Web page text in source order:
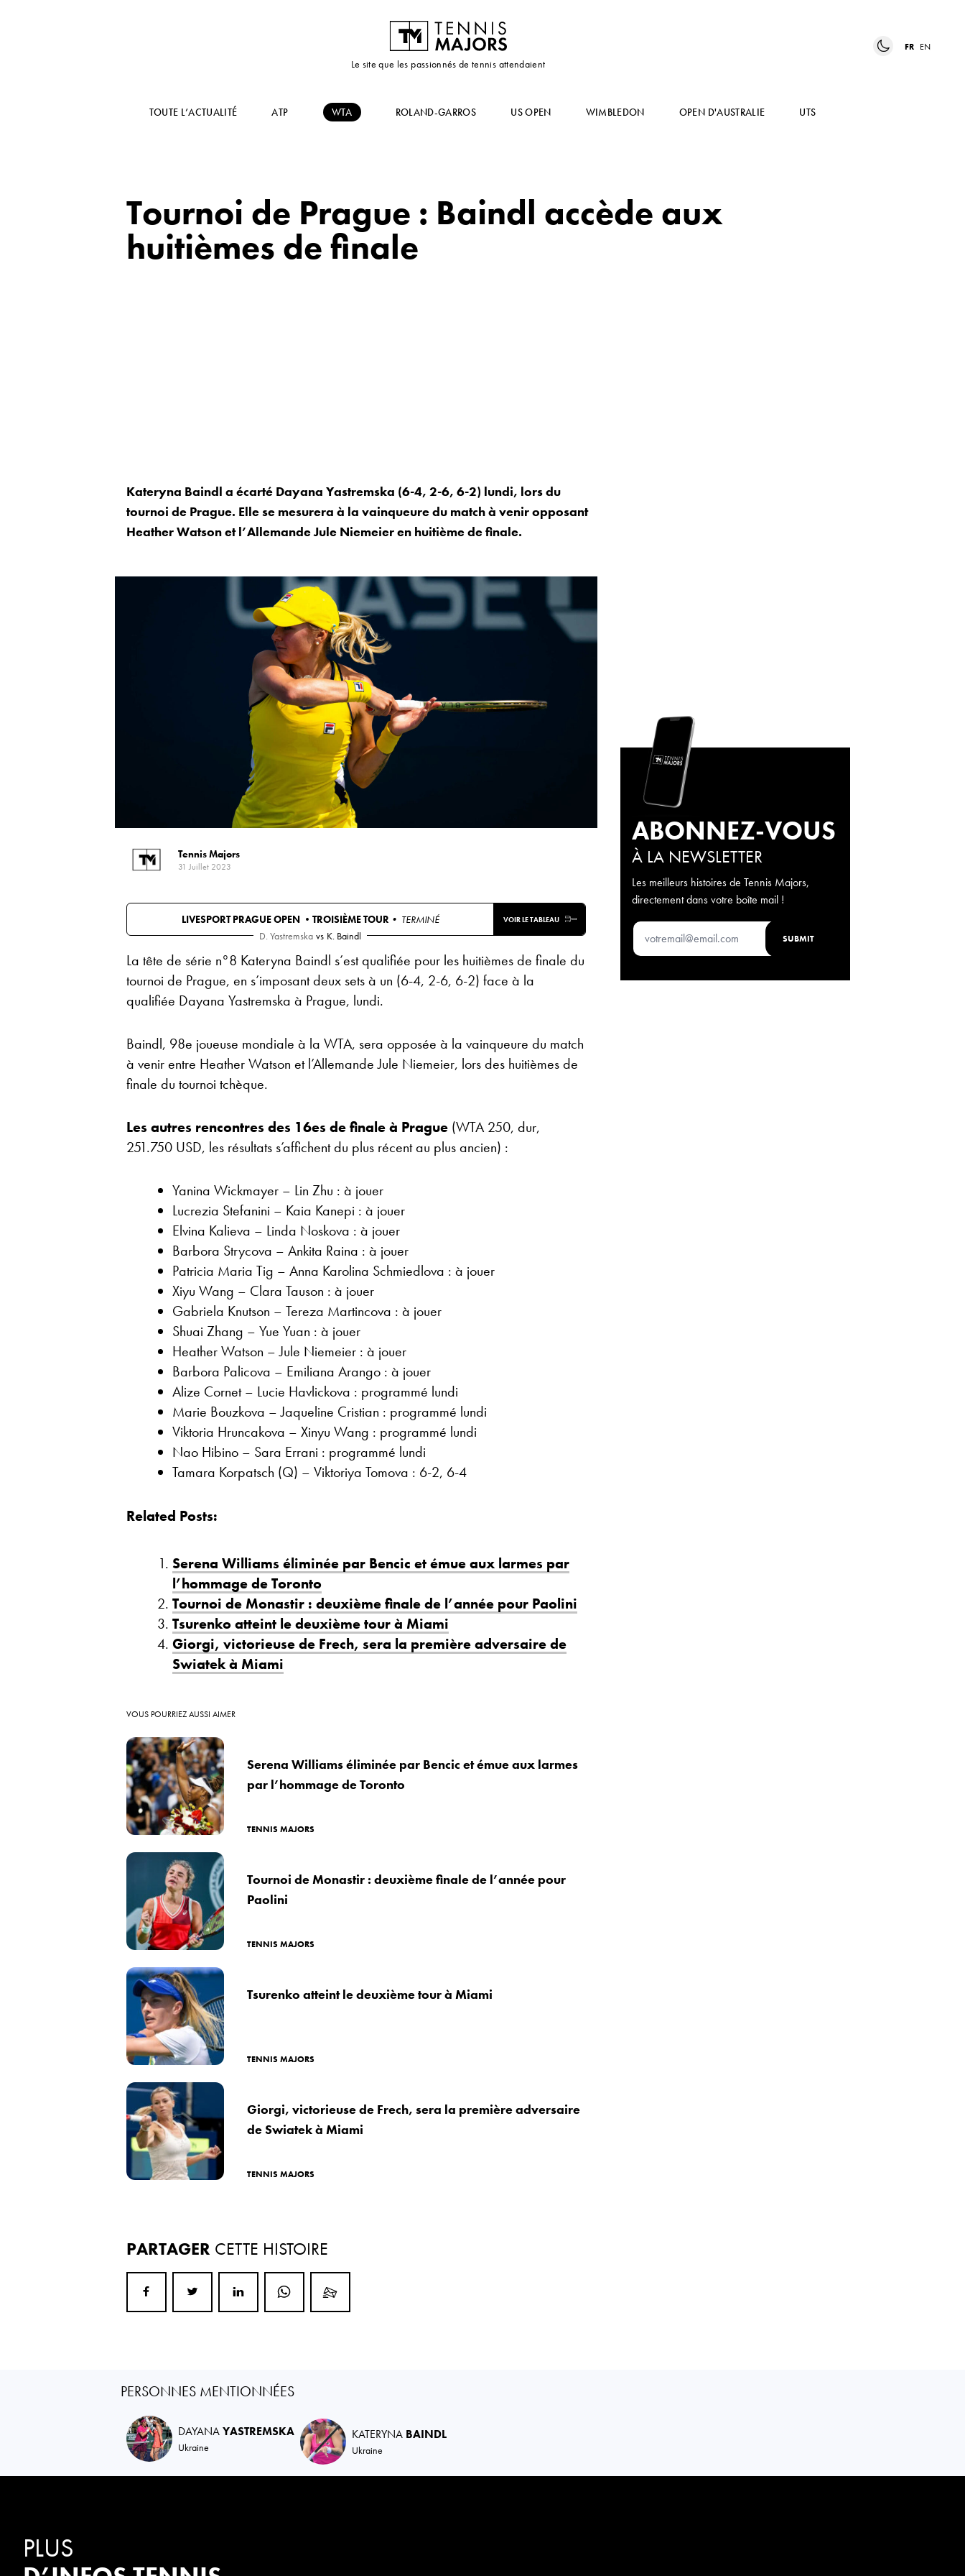
Le site que les passionnés de tennis attendaient
FR EN
TOUTE L’ACTUALITÉ ATP WTA ROLAND-GARROS US OPEN WIMBLEDON OPEN D'AUSTRALIE UTS
Tournoi de Prague : Baindl accède aux
huitièmes de finale
Kateryna Baindl a écarté Dayana Yastremska (6-4, 2-6, 6-2) lundi, lors du
tournoi de Prague. Elle se mesurera à la vainqueure du match à venir opposant
Heather Watson et l’Allemande Jule Niemeier en huitième de finale.
Tennis Majors
31 Juillet 2023
LIVESPORT PRAGUE OPEN • TROISIÈME TOUR • TERMINÉ VOIR LE TABLEAU
D. Yastremska vs K. Baindl
La tête de série n°8 Kateryna Baindl s’est qualifiée pour les huitièmes de finale du
tournoi de Prague, en s’imposant deux sets à un (6-4, 2-6, 6-2) face à la
qualifiée Dayana Yastremska à Prague, lundi.
Baindl, 98e joueuse mondiale à la WTA, sera opposée à la vainqueure du match
à venir entre Heather Watson et l’Allemande Jule Niemeier, lors des huitièmes de
finale du tournoi tchèque.
Les autres rencontres des 16es de finale à Prague (WTA 250, dur,
251.750 USD, les résultats s’affichent du plus récent au plus ancien) :
Yanina Wickmayer – Lin Zhu : à jouer
Lucrezia Stefanini – Kaia Kanepi : à jouer
Elvina Kalieva – Linda Noskova : à jouer
Barbora Strycova – Ankita Raina : à jouer
Patricia Maria Tig – Anna Karolina Schmiedlova : à jouer
Xiyu Wang – Clara Tauson : à jouer
Gabriela Knutson – Tereza Martincova : à jouer
Shuai Zhang – Yue Yuan : à jouer
Heather Watson – Jule Niemeier : à jouer
Barbora Palicova – Emiliana Arango : à jouer
Alize Cornet – Lucie Havlickova : programmé lundi
Marie Bouzkova – Jaqueline Cristian : programmé lundi
Viktoria Hruncakova – Xinyu Wang : programmé lundi
Nao Hibino – Sara Errani : programmé lundi
Tamara Korpatsch (Q) – Viktoriya Tomova : 6-2, 6-4
Related Posts:
Serena Williams éliminée par Bencic et émue aux larmes par
l’hommage de Toronto
Tournoi de Monastir : deuxième finale de l’année pour Paolini
Tsurenko atteint le deuxième tour à Miami
Giorgi, victorieuse de Frech, sera la première adversaire de
Swiatek à Miami
VOUS POURRIEZ AUSSI AIMER
Serena Williams éliminée par Bencic et émue aux larmes
par l’hommage de Toronto
TENNIS MAJORS
Tournoi de Monastir : deuxième finale de l’année pour
Paolini
TENNIS MAJORS
Tsurenko atteint le deuxième tour à Miami
TENNIS MAJORS
Giorgi, victorieuse de Frech, sera la première adversaire
de Swiatek à Miami
TENNIS MAJORS
PARTAGER CETTE HISTOIRE
ABONNEZ-VOUS
À LA NEWSLETTER
Les meilleurs histoires de Tennis Majors,
directement dans votre boîte mail !
PERSONNES MENTIONNÉES
DAYANAYASTREMSKA
Ukraine
KATERYNA BAINDL
Ukraine
PLUS